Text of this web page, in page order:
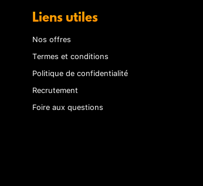
Liens utiles
Nos offres
Termes et conditions
Politique de confidentialité
Recrutement
Foire aux questions